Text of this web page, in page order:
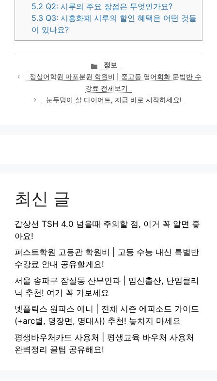
5.2 Q2: 시루의 주요 장점은 무엇인가요?
5.3 Q3: 시흥화폐 시루의 할인 혜택은 어떤 것들
이 있나요?
카
테
고
리
정보
정상어학원 마포분원 학원비 | 중고등 영어회화 문법반 수
강료 전체보기
눈두덩이 살 다이어트, 지금 바로 시작하세요!
최신 글
갑상선 TSH 4.0 넘을때 주의할 점, 이거 꼭 알면 좋
아요!
퍼스트학원 고등관 학원비 | 고등 수능 내신 특별반
수강료 안내 공유할게요!
서울 송파구 잠실동 산부인과 | 임신출산, 난임클리
닉 추천! 여기 꼭 가보세요
넷플릭스 원피스 애니 | 전체 시즌 에피소드 가이드
(+arc별, 명장면, 명대사) 추천! 놓치지 마세요
평생바우처카드 사용처 | 평생교육 바우처 사용처
완벽정리 꿀팁 공유해요!